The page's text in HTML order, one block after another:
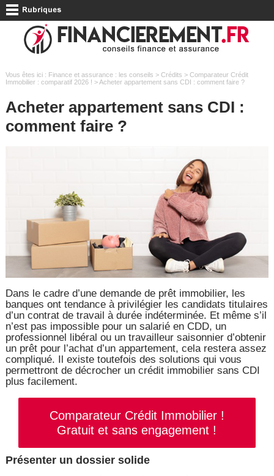
Vous êtes ici : Finance et assurance : les conseils > Crédits > Comparateur Crédit
Immobilier : comparatif 2026 ! > Acheter appartement sans CDI : comment faire ?
Acheter appartement sans CDI :
comment faire ?
Dans le cadre d’une demande de prêt immobilier, les
banques ont tendance à privilégier les candidats titulaires
d’un contrat de travail à durée indéterminée. Et même s’il
n’est pas impossible pour un salarié en CDD, un
professionnel libéral ou un travailleur saisonnier d’obtenir
un prêt pour l’achat d’un appartement, cela restera assez
compliqué. Il existe toutefois des solutions qui vous
permettront de décrocher un crédit immobilier sans CDI
plus facilement.
Comparateur Crédit Immobilier !
Gratuit et sans engagement !
Présenter un dossier solide